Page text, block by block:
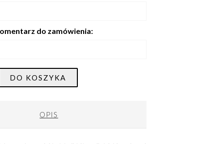
do zamówienia:
DO KOSZYKA
OPIS